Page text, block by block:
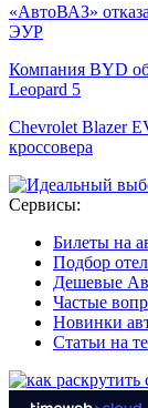
«АвтоВАЗ»
ЭУР
Компания BYD
Leopard 5
Chevrolet Blazer
кроссовера
Сервисы:
Билеты на
Подбор
Дешевые
Частые
Новинки
Статьи на